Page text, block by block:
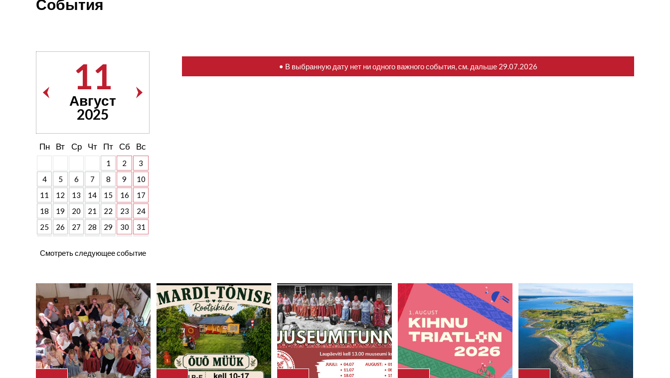
События
11
Август
2025
Пн Вт Ср Чт Пт Сб Вс
1 2
3
4
5 6 7 8 9
10
11
12 13 14 15 16
17
18
19 20 21 22 23
24
25
26 27 28 29 30 31
Смотреть следующее событие
• В выбранную дату нет ни одного важного события, см. дальше 29.07.2026